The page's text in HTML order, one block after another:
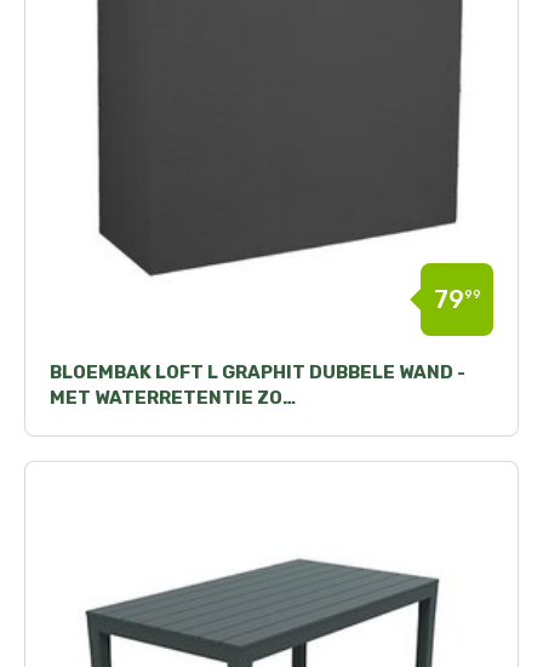
BLOEMBAK LOFT L GRAPHIT DUBBELE WAND -
MET WATERRETENTIE ZO…
7999